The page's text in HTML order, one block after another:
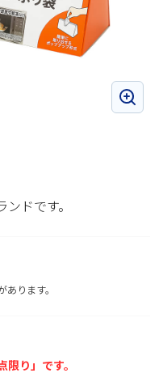
ドです。
ります。
り」です。